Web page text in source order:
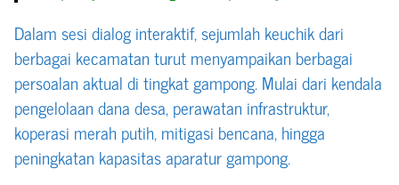
Dalam sesi dialog interaktif, sejumlah keuchik dari
berbagai kecamatan turut menyampaikan berbagai
persoalan aktual di tingkat gampong. Mulai dari kendala
pengelolaan dana desa, perawatan infrastruktur,
koperasi merah putih, mitigasi bencana, hingga
peningkatan kapasitas aparatur gampong.